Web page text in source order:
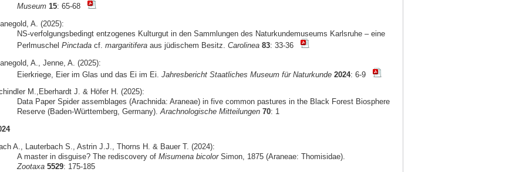
Museum 15: 65-68
A. (2025):
NS-verfolgungsbedingt entzogenes Kulturgut in den Sammlungen des Naturkundemuseums Karlsruhe – eine
Perlmuschel Pinctadacf. margaritiferaaus jüdischem Besitz. Carolinea 83: 33-36
A., Jenne, A. (2025):
Eierkriege, Eier im Glas und das Ei im Ei. Jahresbericht Staatliches Museum für Naturkunde 2024: 6-9
M.,Eberhardt J. & Höfer H. (2025):
Data Paper Spider assemblages (Arachnida: Araneae) in five common pastures in the Black Forest Biosphere
Reserve (Baden-Württemberg, Germany).Arachnologische Mitteilungen 70: 1
A., Lauterbach S., Astrin J.J., Thorns H. & Bauer T. (2024):
A master in disguise? The rediscovery of Misumena bicolorSimon, 1875 (Araneae: Thomisidae).
Zootaxa 5529: 175-185